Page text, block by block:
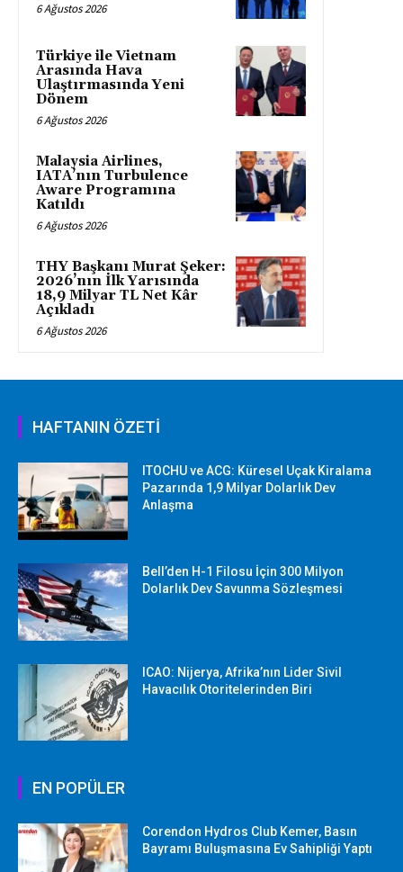
6 Ağustos 2026
Türkiye ile Vietnam
Arasında Hava
Ulaştırmasında Yeni
Dönem
6 Ağustos 2026
Malaysia Airlines,
IATA’nın Turbulence
Aware Programına
Katıldı
6 Ağustos 2026
THY Başkanı Murat Şeker:
2026’nın İlk Yarısında
18,9 Milyar TL Net Kâr
Açıkladı
6 Ağustos 2026
HAFTANIN ÖZETİ
ITOCHU ve ACG: Küresel Uçak Kiralama
Pazarında 1,9 Milyar Dolarlık Dev
Anlaşma
Bell’den H-1 Filosu İçin 300 Milyon
Dolarlık Dev Savunma Sözleşmesi
ICAO: Nijerya, Afrika’nın Lider Sivil
Havacılık Otoritelerinden Biri
EN POPÜLER
Corendon Hydros Club Kemer, Basın
Bayramı Buluşmasına Ev Sahipliği Yaptı